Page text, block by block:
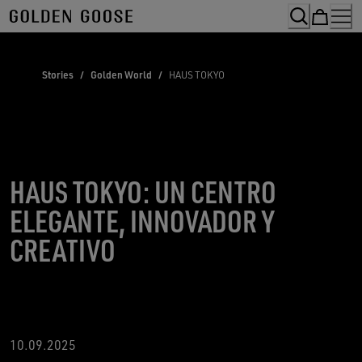
Skip
to
Stories / Golden World / HAUS TOKYO
HAUS TOKYO: UN CENTRO
ELEGANTE, INNOVADOR Y
CREATIVO
10.09.2025